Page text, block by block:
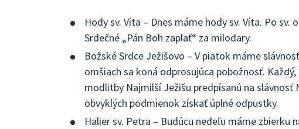
Hody sv. Víta – Dnes máme hody sv. Víta. Po
Srdečné „Pán Boh zaplať“ za milodary.
Božské Srdce Ježišovo – V piatok máme
omšiach sa koná odprosujúca pobožnosť.
modlitby Najmilší Ježišu predpísanú na slávnosť
obvyklých podmienok získať úplné odpustky.
Halier sv. Petra – Budúcu nedeľu máme zbierku